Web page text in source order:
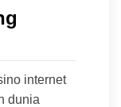
internet
dunia